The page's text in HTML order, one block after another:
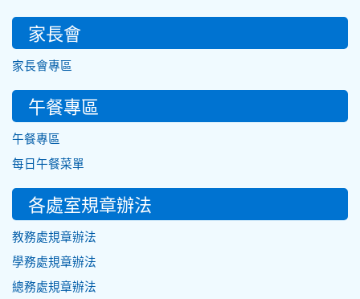
家長會
家長會專區
午餐專區
午餐專區
每日午餐菜單
各處室規章辦法
教務處規章辦法
學務處規章辦法
總務處規章辦法